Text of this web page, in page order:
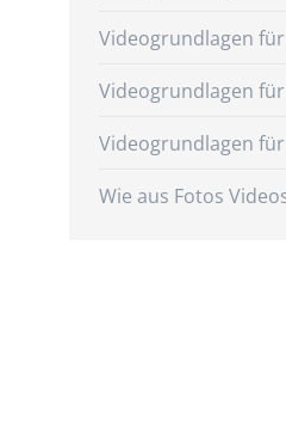
Videogrundlagen
Videogrundlagen
Videogrundlagen
Wie aus Fotos